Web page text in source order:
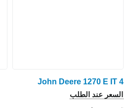
John Deere 1270 E IT 4
السعر عند الطلب